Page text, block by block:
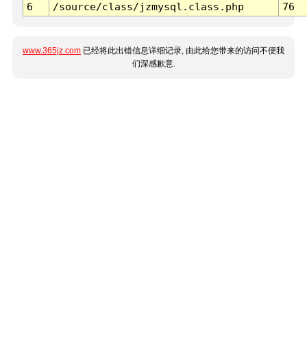
6
/source/class/jzmysql.class.php 76
www.365jz.com 已经将此出错信息详细记录, 由此给您带来的访问不便我
们深感歉意.